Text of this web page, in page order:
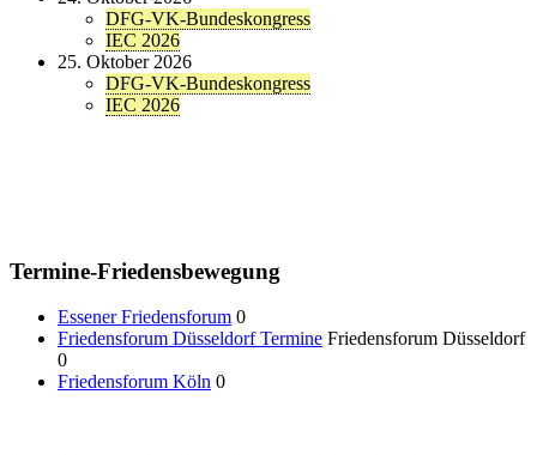
DFG-VK-Bundeskongress
IEC 2026
25. Oktober 2026
DFG-VK-Bundeskongress
IEC 2026
Termine-Friedensbewegung
Essener Friedensforum 0
Friedensforum Düsseldorf Termine Friedensforum Düsseldorf
0
Friedensforum Köln 0